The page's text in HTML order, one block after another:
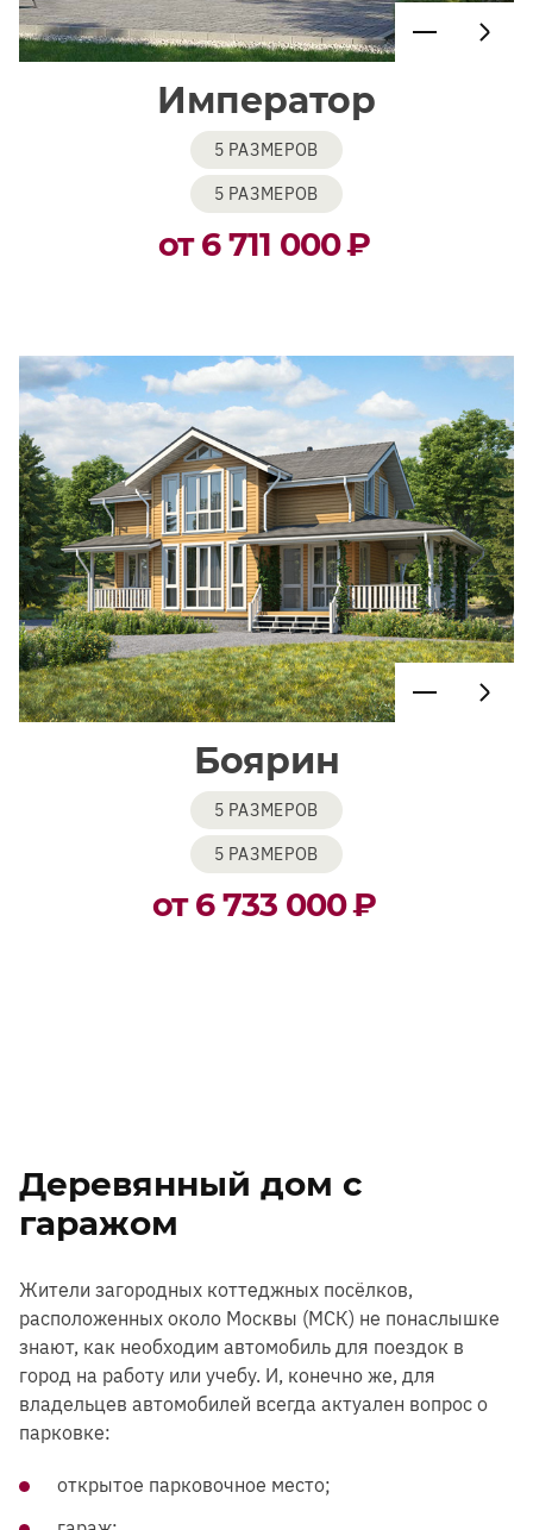
Император
5 РАЗМЕРОВ
5 РАЗМЕРОВ
от 6 711 000₽
Боярин
5 РАЗМЕРОВ
5 РАЗМЕРОВ
от 6 733 000₽
Деревянный дом с
гаражом
Жители загородных коттеджных посёлков,
расположенных около Москвы (МСК) не понаслышке
знают, как необходим автомобиль для поездок в
город на работу или учебу. И, конечно же, для
владельцев автомобилей всегда актуален вопрос о
парковке:
открытое парковочное место;